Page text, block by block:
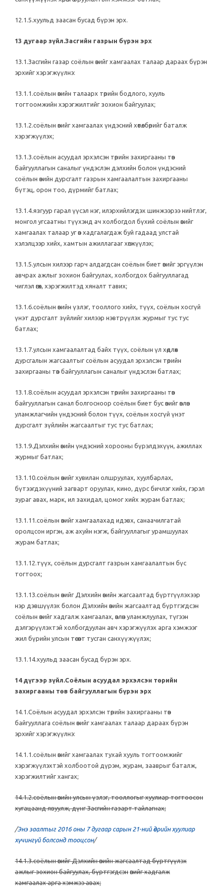
12.1.5.хуульд заасан бусад бүрэн эрх.
13 дугаар зүйл.Засгийн газрын бүрэн эрх
13.1.Засгийн газар соёлын өвийг хамгаалах талаар дараах бүрэн
эрхийг хэрэгжүүлнэ:
13.1.1.соёлын өвийн талаарх төрийн бодлого, хууль
тогтоомжийн хэрэгжилтийг зохион байгуулах;
13.1.2.соёлын өвийг хамгаалах үндэсний хөтөлбөрийг баталж
хэрэгжүүлэх;
13.1.3.соёлын асуудал эрхэлсэн төрийн захиргааны төв
байгууллагын саналыг үндэслэн дэлхийн болон үндэсний
соёлын өвийн дурсгалт газрын хамгаалалтын захиргааны
бүтэц, орон тоо, дүрмийг батлах;
13.1.4.язгуур гарал үүсэл нэг, илэрхийлэгдэх шинжээрээ нийтлэг,
монгол угсаатны түүхэнд ач холбогдол бүхий соёлын өвийг
хамгаалах талаар уг өв хадгалагдаж буй гадаад улстай
хэлэлцээр хийх, хамтын ажиллагааг хөгжүүлэх;
13.1.5.улсын хилээр гарч алдагдсан соёлын биет өвийг эргүүлэн
авчрах ажлыг зохион байгуулах, холбогдох байгууллагад
чиглэл өгөх, хэрэгжилтэд хяналт тавих;
13.1.6.соёлын өвийн үзлэг, тооллого хийх, түүх, соёлын хосгүй
үнэт дурсгалт зүйлийг хилээр нэвтрүүлэх журмыг тус тус
батлах;
13.1.7.улсын хамгаалалтад байх түүх, соёлын үл хөдлөх
дурсгалын жагсаалтыг соёлын асуудал эрхэлсэн төрийн
захиргааны төв байгууллагын саналыг үндэслэн батлах;
13.1.8.соёлын асуудал эрхэлсэн төрийн захиргааны төв
байгууллагын санал болгосноор соёлын биет бус өвийг өвлөн
уламжлагчийн үндэсний болон түүх, соёлын хосгүй үнэт
дурсгалт зүйлийн жагсаалтыг тус тус батлах;
13.1.9.Дэлхийн өвийн үндэсний хорооны бүрэлдэхүүн, ажиллах
журмыг батлах;
13.1.10.соёлын өвийг хувилан олшруулах, хуулбарлах,
бүтээгдэхүүний загварт оруулах, кино, дүрс бичлэг хийх, гэрэл
зураг авах, марк, ил захидал, цомог хийх журам батлах;
13.1.11.соёлын өвийг хамгаалахад идэвх, санаачилгатай
оролцсон иргэн, аж ахуйн нэгж, байгууллагыг урамшуулах
журам батлах;
13.1.12.түүх, соёлын дурсгалт газрын хамгаалалтын бүс
тогтоох;
13.1.13.соёлын өвийг Дэлхийн өвийн жагсаалтад бүртгүүлэхээр
нэр дэвшүүлэх болон Дэлхийн өвийн жагсаалтад бүртгэгдсэн
соёлын өвийг хадгалж хамгаалах, өвлөн уламжлуулах, түгээн
дэлгэрүүлэхтэй холбогдуулан авч хэрэгжүүлэх арга хэмжээг
жил бүрийн улсын төсөвт тусган санхүүжүүлэх;
13.1.14.хуульд заасан бусад бүрэн эрх.
14 дүгээр зүйл.Соёлын асуудал эрхэлсэн төрийн
захиргааны төв байгууллагын бүрэн эрх
14.1.Соёлын асуудал эрхэлсэн төрийн захиргааны төв
байгууллага соёлын өвийг хамгаалах талаар дараах бүрэн
эрхийг хэрэгжүүлнэ:
14.1.1.соёлын өвийг хамгаалах тухай хууль тогтоомжийг
хэрэгжүүлэхтэй холбоотой дүрэм, журам, зааврыг баталж,
хэрэгжилтийг хангах;
14.1.2.соёлын өвийн улсын үзлэг, тооллогыг хуулиар тогтоосон
хугацаанд явуулж, дүнг Засгийн газарт тайлагнах;
/Энэ заалтыг 2016 оны 7 дугаар сарын 21-ний өдрийн хуулиар
хүчингүй болсонд тооцсон/
14.1.3.соёлын өвийг Дэлхийн өвийн жагсаалтад бүртгүүлэх
ажлыг зохион байгуулах, бүртгэгдсэн өвийг хадгалж
хамгаалах арга хэмжээ авах;